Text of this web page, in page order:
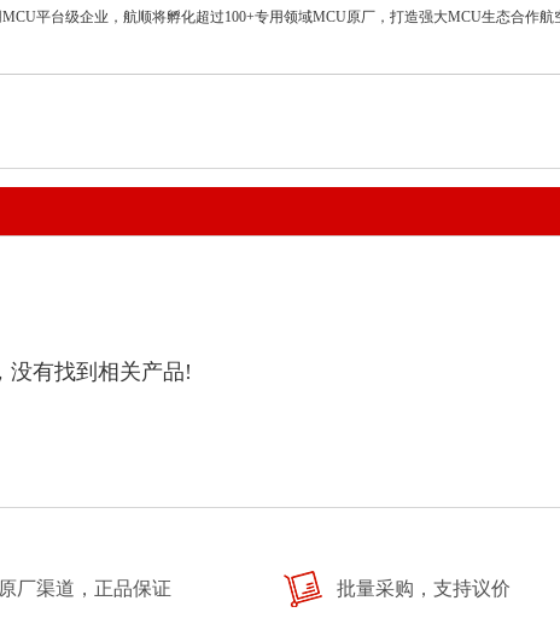
平台级企业，航顺将孵化超过100+专用领域MCU原厂，打造强大MCU生态合作
没有找到相关产品!
原厂渠道，正品保证 批量采购，支持议价